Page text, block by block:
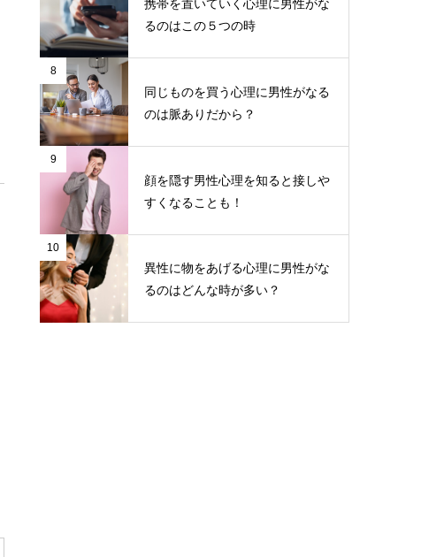
携帯を置いていく心理に男性がな
るのはこの５つの時
8
同じものを買う心理に男性がなる
のは脈ありだから？
9
顔を隠す男性心理を知ると接しや
すくなることも！
10
異性に物をあげる心理に男性がな
るのはどんな時が多い？